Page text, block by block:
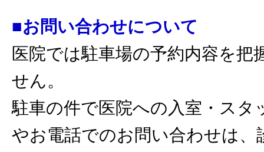
■お問い合わせについて
医院では駐車場の予約内容を把
せん。
駐車の件で医院への入室・スタ
やお電話でのお問い合わせは、